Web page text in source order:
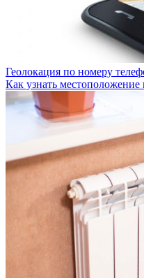
Геолокация по номеру
Как узнать